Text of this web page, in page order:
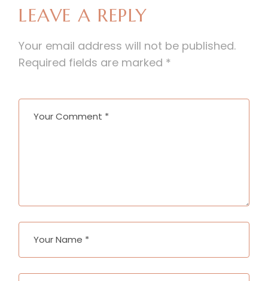
LEAVE A REPLY
Your email address will not be published.
Required fields are marked *